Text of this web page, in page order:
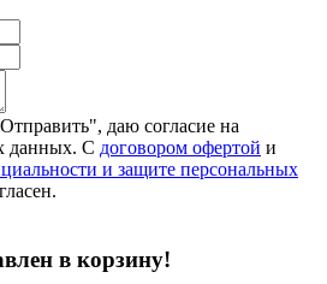
даю согласие на
данных. С договором офертой и
и защите персональных
в корзину!